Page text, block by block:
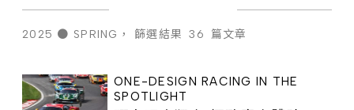
2025 ● SPRING， 篩選結果 36 篇文章
ONE-DESIGN RACING IN THE
SPOTLIGHT